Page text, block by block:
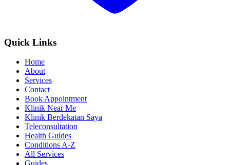
Quick Links
Home
About
Services
Contact
Book Appointment
Klinik Near Me
Klinik Berdekatan Saya
Teleconsultation
Health Guides
Conditions A-Z
All Services